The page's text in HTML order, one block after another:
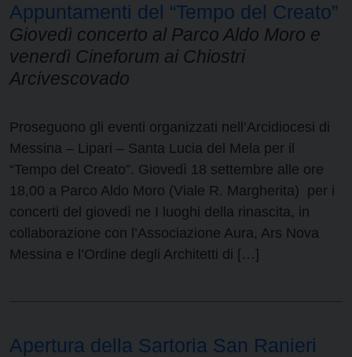
Appuntamenti del “Tempo del Creato”
Giovedì concerto al Parco Aldo Moro e
venerdì Cineforum ai Chiostri
Arcivescovado
Proseguono gli eventi organizzati nell’Arcidiocesi di
Messina – Lipari – Santa Lucia del Mela per il
“Tempo del Creato”. Giovedì 18 settembre alle ore
18,00 a Parco Aldo Moro (Viale R. Margherita) per i
concerti del giovedì ne I luoghi della rinascita, in
collaborazione con l’Associazione Aura, Ars Nova
Messina e l’Ordine degli Architetti di […]
Apertura della Sartoria San Ranieri